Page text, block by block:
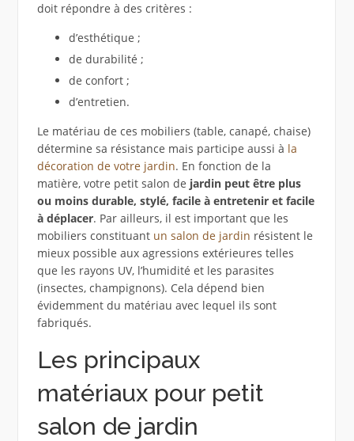
doit répondre à des critères :
d’esthétique ;
de durabilité ;
de confort ;
d’entretien.
Le matériau de ces mobiliers (table, canapé, chaise)
détermine sa résistance mais participe aussi à la
décoration de votre jardin. En fonction de la
matière, votre petit salon de jardin peut être plus
ou moins durable, stylé, facile à entretenir et facile
à déplacer. Par ailleurs, il est important que les
mobiliers constituant un salon de jardin résistent le
mieux possible aux agressions extérieures telles
que les rayons UV, l’humidité et les parasites
(insectes, champignons). Cela dépend bien
évidemment du matériau avec lequel ils sont
fabriqués.
Les principaux
matériaux pour petit
salon de jardin